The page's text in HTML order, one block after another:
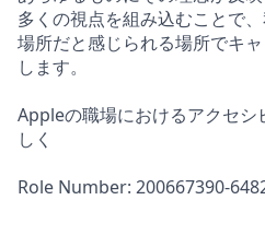
多くの視点を組み込むことで
場所だと感じられる場所でキ
します。
Appleの職場におけるアクセ
しく
Role Number: 200667390-